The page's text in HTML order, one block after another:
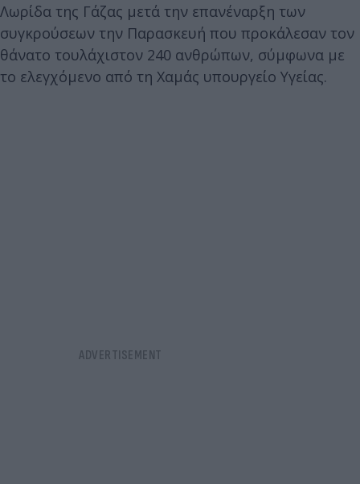
Λωρίδα της Γάζας μετά την επανέναρξη των
συγκρούσεων την Παρασκευή που προκάλεσαν τον
θάνατο τουλάχιστον 240 ανθρώπων, σύμφωνα με
το ελεγχόμενο από τη Χαμάς υπουργείο Υγείας.